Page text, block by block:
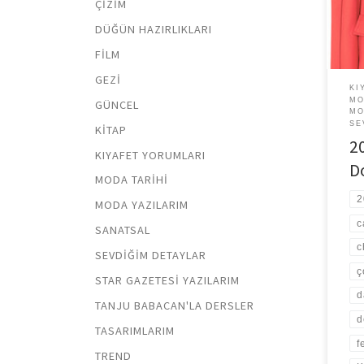
ÇIZIM
DÜĞÜN HAZIRLIKLARI
FILM
GEZI
GÜNCEL
KITAP
KIYAFET YORUMLARI
MODA TARIHI
MODA YAZILARIM
SANATSAL
SEVDIĞIM DETAYLAR
STAR GAZETESI YAZILARIM
TANJU BABACAN'LA DERSLER
TASARIMLARIM
TREND